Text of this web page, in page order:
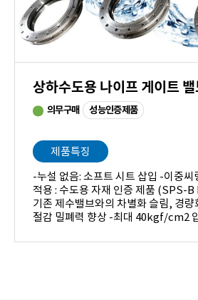
상하수도용 나이프 게이트
의무구매 성능인증제품
제품특징
-누설 없음: 소프트 시트 삽입 -이중씨링 구조 -
적용 : 수도용 자재 인증 제품 (SPS-B
기존 제수밸브와의 차별화 슬림, 경
절감 밀폐력 향상 -최대 40kgf/cm2 압력 누설 없이 차단
동힘 소요 -Actuator 취득 원가 절감